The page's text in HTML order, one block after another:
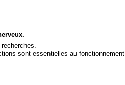
sont essentielles au fonctionnement